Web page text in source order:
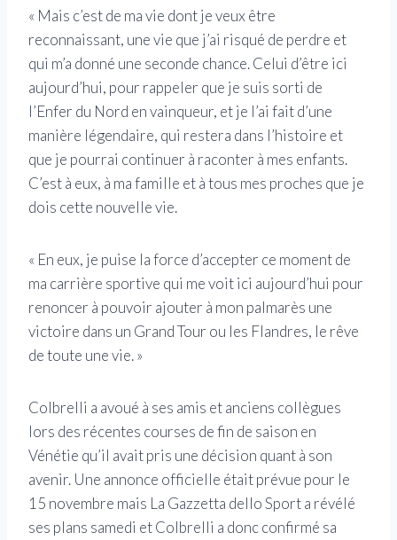
« Mais c’est de ma vie dont je veux être
reconnaissant, une vie que j’ai risqué de perdre et
qui m’a donné une seconde chance. Celui d’être ici
aujourd’hui, pour rappeler que je suis sorti de
l’Enfer du Nord en vainqueur, et je l’ai fait d’une
manière légendaire, qui restera dans l’histoire et
que je pourrai continuer à raconter à mes enfants.
C’est à eux, à ma famille et à tous mes proches que je
dois cette nouvelle vie.
« En eux, je puise la force d’accepter ce moment de
ma carrière sportive qui me voit ici aujourd’hui pour
renoncer à pouvoir ajouter à mon palmarès une
victoire dans un Grand Tour ou les Flandres, le rêve
de toute une vie. »
Colbrelli a avoué à ses amis et anciens collègues
lors des récentes courses de fin de saison en
Vénétie qu’il avait pris une décision quant à son
avenir. Une annonce officielle était prévue pour le
15 novembre mais La Gazzetta dello Sport a révélé
ses plans samedi et Colbrelli a donc confirmé sa